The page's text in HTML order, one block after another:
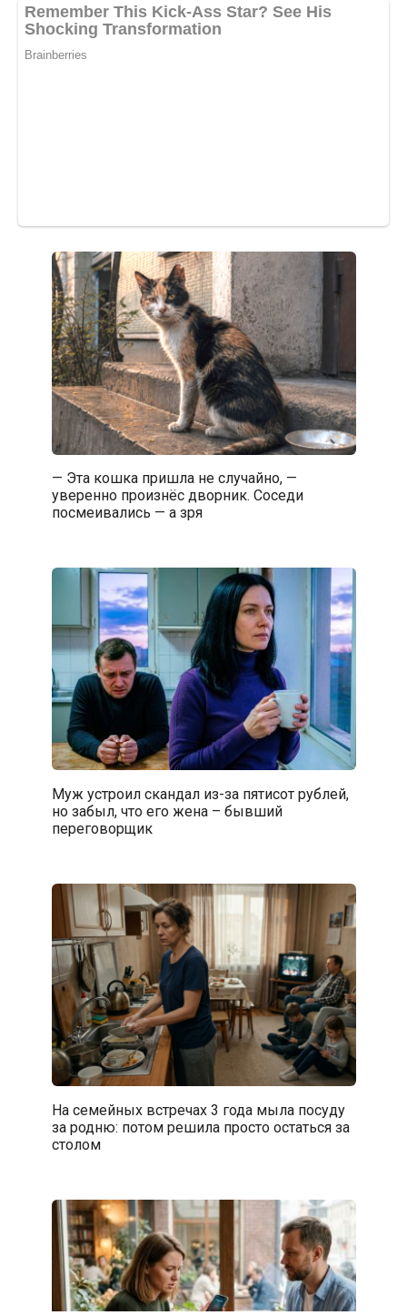
— Эта кошка пришла не случайно, —
уверенно произнёс дворник. Соседи
посмеивались — а зря
Муж устроил скандал из-за пятисот рублей,
но забыл, что его жена – бывший
переговорщик
На семейных встречах 3 года мыла посуду
за родню: потом решила просто остаться за
столом